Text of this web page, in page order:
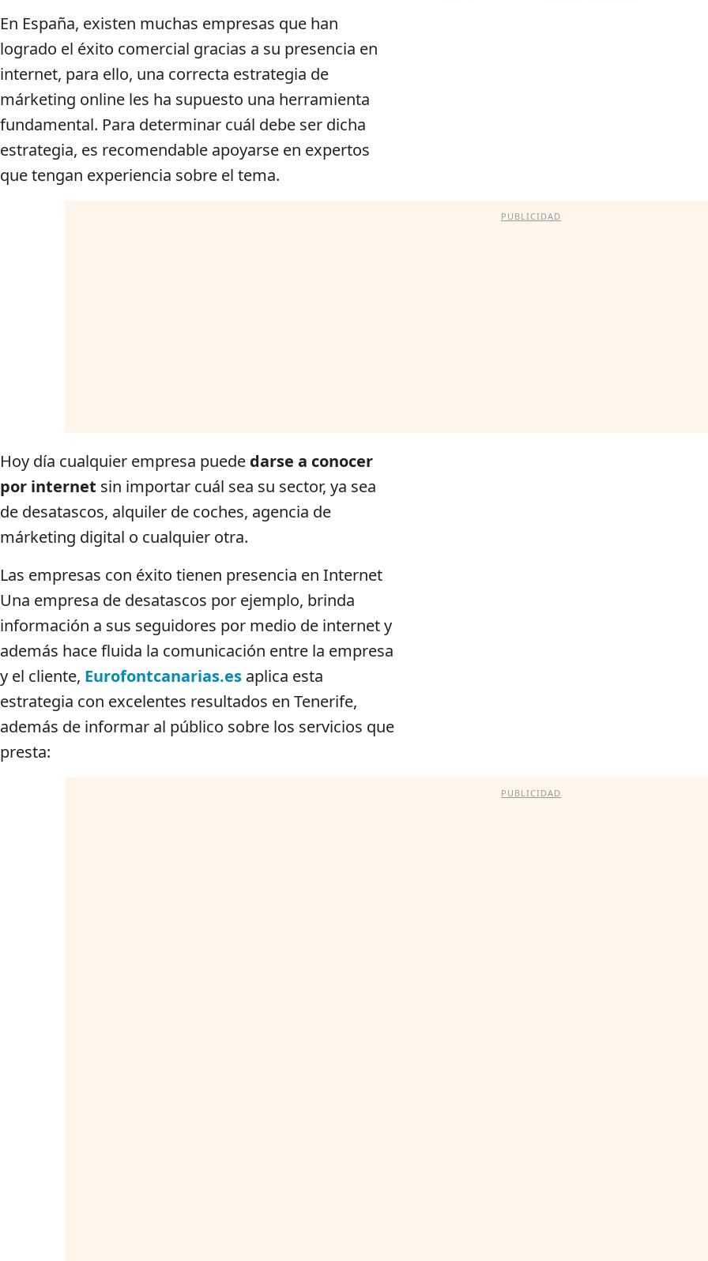
En España, existen muchas empresas que han
logrado el éxito comercial gracias a su presencia en
internet, para ello, una correcta estrategia de
márketing online les ha supuesto una herramienta
fundamental. Para determinar cuál debe ser dicha
estrategia, es recomendable apoyarse en expertos
que tengan experiencia sobre el tema.
PUBLICIDAD
Hoy día cualquier empresa puede darse a conocer
por internet sin importar cuál sea su sector, ya sea
de desatascos, alquiler de coches, agencia de
márketing digital o cualquier otra.
Las empresas con éxito tienen presencia en Internet
Una empresa de desatascos por ejemplo, brinda
información a sus seguidores por medio de internet y
además hace fluida la comunicación entre la empresa
y el cliente, Eurofontcanarias.es aplica esta
estrategia con excelentes resultados en Tenerife,
además de informar al público sobre los servicios que
presta:
PUBLICIDAD